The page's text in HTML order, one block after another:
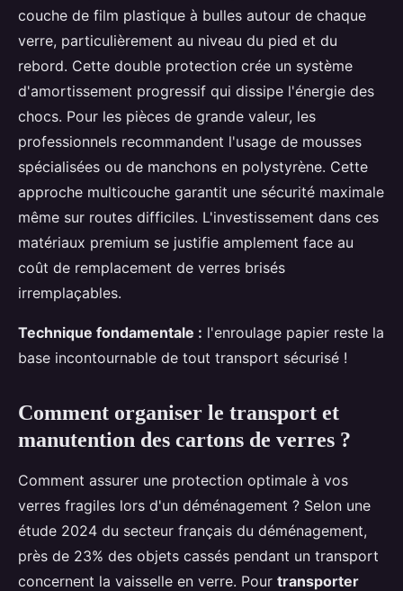
couche de film plastique à bulles autour de chaque
verre, particulièrement au niveau du pied et du
rebord. Cette double protection crée un système
d'amortissement progressif qui dissipe l'énergie des
chocs. Pour les pièces de grande valeur, les
professionnels recommandent l'usage de mousses
spécialisées ou de manchons en polystyrène. Cette
approche multicouche garantit une sécurité maximale
même sur routes difficiles. L'investissement dans ces
matériaux premium se justifie amplement face au
coût de remplacement de verres brisés
irremplaçables.
Technique fondamentale : l'enroulage papier reste la
base incontournable de tout transport sécurisé !
Comment organiser le transport et
manutention des cartons de verres ?
Comment assurer une protection optimale à vos
verres fragiles lors d'un déménagement ? Selon une
étude 2024 du secteur français du déménagement,
près de 23% des objets cassés pendant un transport
concernent la vaisselle en verre. Pour transporter